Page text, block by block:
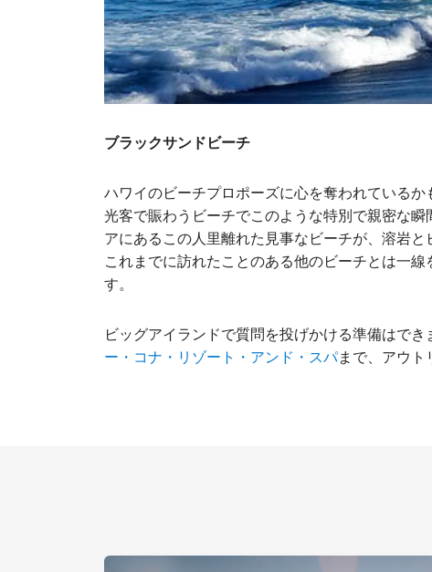
ブラックサンドビーチ
ハワイのビーチプロポーズに心を奪われているか
光客で賑わうビーチでこのような特別で親密な
アにあるこの人里離れた見事なビーチが、溶岩
これまでに訪れたことのある他のビーチとは一
す。
ビッグアイランドで質問を投げかける準備はで
ー・コナ・リゾート・アンド・スパまで、アウト